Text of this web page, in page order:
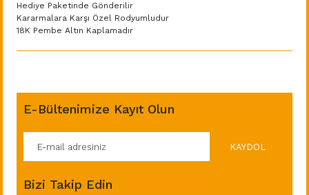
Hediye Paketinde Gönderilir
Kararmalara Karşı Özel Rodyumludur
18K Pembe Altın Kaplamadır
E-Bültenimize Kayıt Olun
KAYDOL
Bizi Takip Edin